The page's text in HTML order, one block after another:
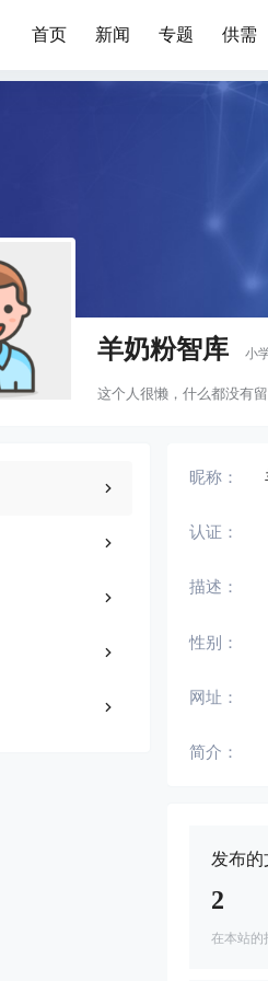
首页 新闻 专题 供需
羊奶粉智库 小
这个人很懒，什么都没有留
昵称：
认证：
描述：
性别：
网址：
简介：
发布的
2
在本站的